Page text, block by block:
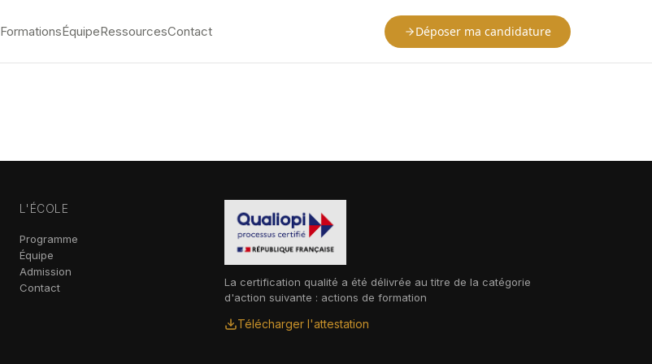
FormationsÉquipeRessourcesContact Déposer ma candidature
L'ÉCOLE
Programme
Équipe
Admission
Contact
La certification qualité a été délivrée au titre de la catégorie
d'action suivante : actions de formation
Télécharger l'attestation